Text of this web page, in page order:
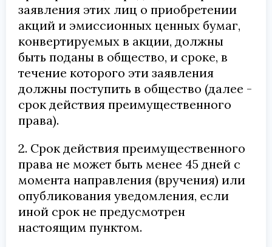
заявления этих лиц о приобретении
акций и эмиссионных ценных бумаг,
конвертируемых в акции, должны
быть поданы в общество, и сроке, в
течение которого эти заявления
должны поступить в общество (далее -
срок действия преимущественного
права).
2. Срок действия преимущественного
права не может быть менее 45 дней с
момента направления (вручения) или
опубликования уведомления, если
иной срок не предусмотрен
настоящим пунктом.